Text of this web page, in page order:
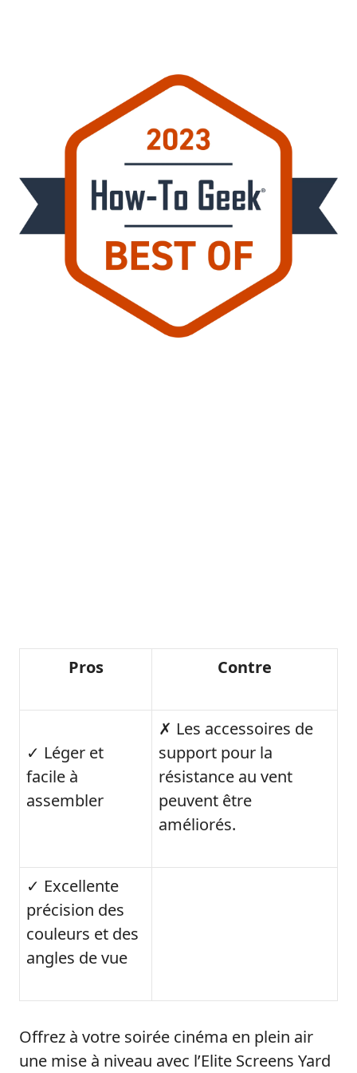
Pros Contre
✓ Léger et
facile à
assembler
✗ Les accessoires de
support pour la
résistance au vent
peuvent être
améliorés.
✓ Excellente
précision des
couleurs et des
angles de vue
Offrez à votre soirée cinéma en plein air
une mise à niveau avec l’Elite Screens Yard